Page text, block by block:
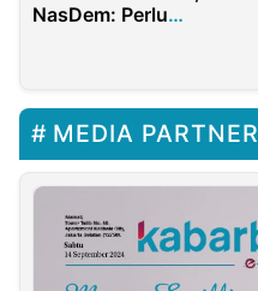
NasDem: Perlu
MEDIA PARTNER